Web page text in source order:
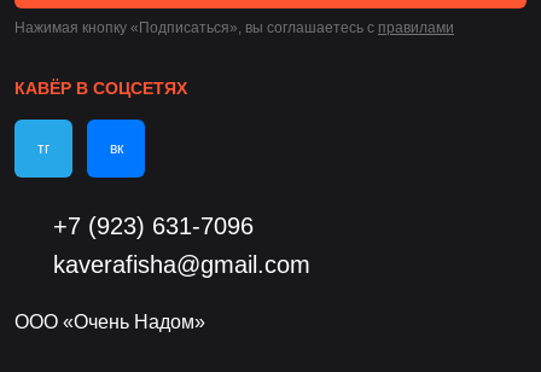
Нажимая кнопку «Подписаться», вы соглашаетесь c правилами
КАВЁР В СОЦСЕТЯХ
тг вк
+7 (923) 631-7096
kaverafisha@gmail.com
ООО «Очень Надом»